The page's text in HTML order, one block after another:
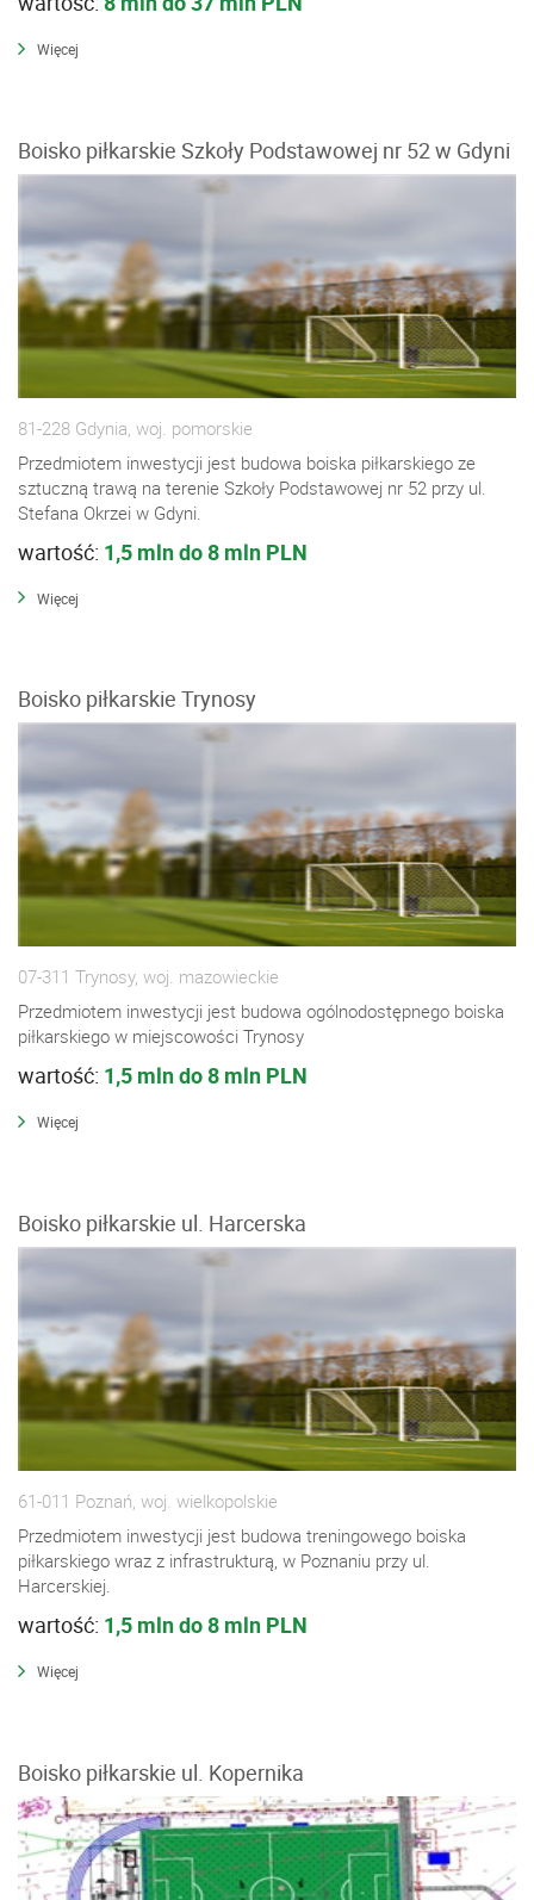
Więcej
Boisko piłkarskie Szkoły Podstawowej nr 52 w Gdyni
81-228 Gdynia, woj. pomorskie
Przedmiotem inwestycji jest budowa boiska piłkarskiego ze
sztuczną trawą na terenie Szkoły Podstawowej nr 52 przy ul.
Stefana Okrzei w Gdyni.
wartość: 1,5 mln do 8 mln PLN
Więcej
Boisko piłkarskie Trynosy
07-311 Trynosy, woj. mazowieckie
Przedmiotem inwestycji jest budowa ogólnodostępnego boiska
piłkarskiego w miejscowości Trynosy
wartość: 1,5 mln do 8 mln PLN
Więcej
Boisko piłkarskie ul. Harcerska
61-011 Poznań, woj. wielkopolskie
Przedmiotem inwestycji jest budowa treningowego boiska
piłkarskiego wraz z infrastrukturą, w Poznaniu przy ul.
Harcerskiej.
wartość: 1,5 mln do 8 mln PLN
Więcej
Boisko piłkarskie ul. Kopernika